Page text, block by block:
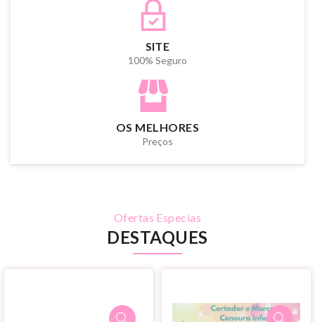
SITE
100% Seguro
OS MELHORES
Preços
Ofertas Especias
DESTAQUES